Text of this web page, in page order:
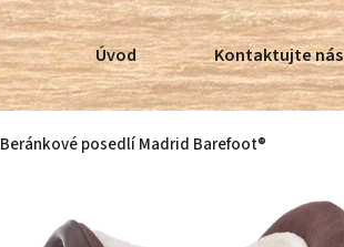
Úvod Kontaktujte nás
Beránkové posedlí Madrid Barefoot®